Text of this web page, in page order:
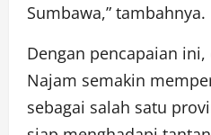
Sumbawa,” tambahnya.
Dengan pencapaian
Najam semakin
sebagai salah satu